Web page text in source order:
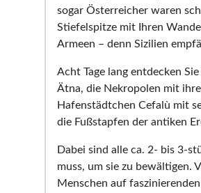
sogar Österreicher waren
Stiefelspitze mit Ihren
Armeen – denn Sizilien
Acht Tage lang entdecken
Ätna, die Nekropolen mit
Hafenstädtchen Cefalù mit
die Fußstapfen der antiken
Dabei sind alle ca. 2- bis 3-
muss, um sie zu bewältigen.
Menschen auf